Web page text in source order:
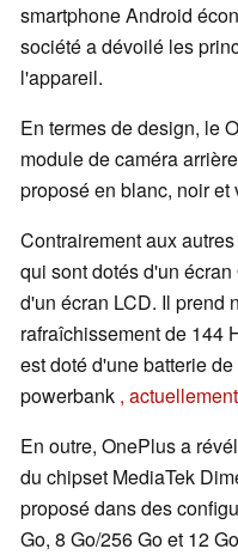
smartphone Android
société a dévoilé les
l'appareil.
En termes de design, le
module de caméra
proposé en blanc, noir et
Contrairement aux
qui sont dotés d'un
d'un écran LCD. Il prend
rafraîchissement de 144
est doté d'une batterie
powerbank ,
En outre, OnePlus a
du chipset MediaTek
proposé dans des
Go, 8 Go/256 Go et 12